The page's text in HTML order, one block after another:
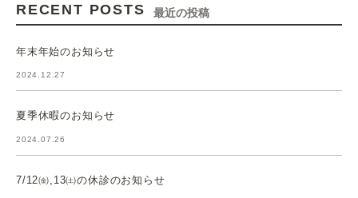
RECENT POSTS 最近の投稿
年末年始のお知らせ
2024.12.27
夏季休暇のお知らせ
2024.07.26
7/12㈮,13㈯の休診のお知らせ